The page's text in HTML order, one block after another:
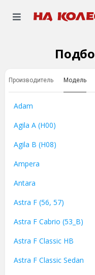
Производитель Модель
Adam
Agila A (H00)
Agila B (H08)
Ampera
Antara
Astra F (56, 57)
Astra F Cabrio (53_B)
Astra F Classic HB
Astra F Classic Sedan